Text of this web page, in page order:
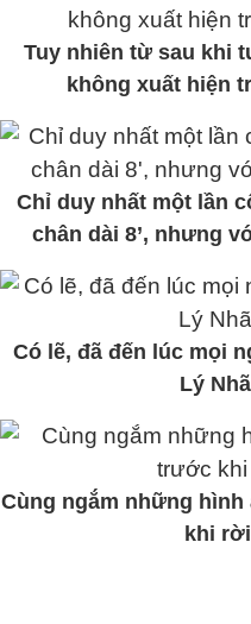
Tuy nhiên từ sau khi
không xuất hiện
Chỉ duy nhất một lần
chân dài 8’, nhưng
Có lẽ, đã đến lúc mọi
Lý
Cùng ngắm những
khi